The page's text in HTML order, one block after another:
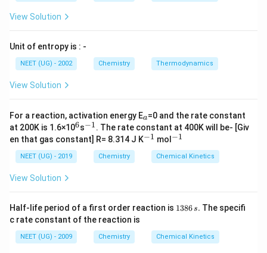
अतः सही विकल्प (C) है।
View Solution
Unit of entropy is : -
NEET (UG) - 2002 Chemistry Thermodynamics
View Solution
For a reaction, activation energy E
a
a=0 and the rate constant
at 200K is 1.6×10^
6
6s^
{-
1}
−1. The rate constant at 400K will be- [Giv
en that gas constant] R= 8.314 J K^
−1 mol ^
1}
−1
NEET (UG) - 2019 Chemistry Chemical Kinetics
View Solution
Half-life period of a first order reaction is 1
6
\,
1386s. The specifi
c rate constant of the reaction is
NEET (UG) - 2009 Chemistry Chemical Kinetics